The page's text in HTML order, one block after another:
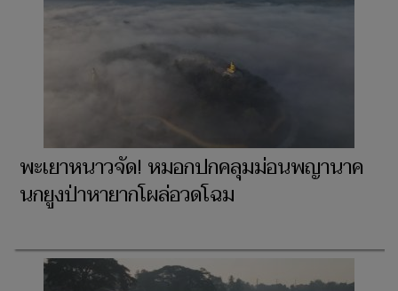
พะเยาหนาวจัด! หมอกปกคลุมม่อนพญานาค
นกยูงป่าหายากโผล่อวดโฉม